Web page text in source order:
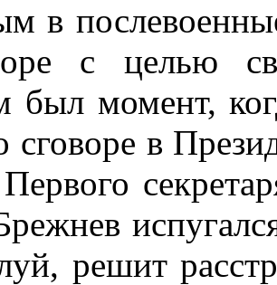
в
с целью
был момент,
сговоре в
решит